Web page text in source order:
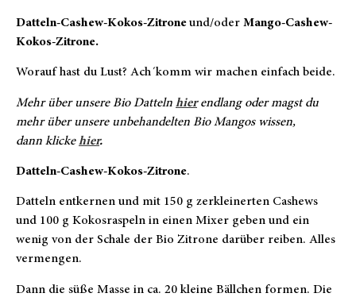
Datteln-Cashew-Kokos-Zitroneund/oder Mango-Cashew-
Kokos-Zitrone.
Worauf hast du Lust? Ach´komm wir machen einfach beide.
Mehr über unsere Bio Datteln hierendlang oder magst du
mehr über unsere unbehandelten Bio Mangos wissen,
dann klickehier.
Datteln-Cashew-Kokos-Zitrone.
Datteln entkernen und mit 150 g zerkleinerten Cashews
und 100 g Kokosraspeln in einen Mixer geben und ein
wenig von der Schale der Bio Zitrone darüber reiben. Alles
vermengen.
Dann die süße Masse in ca. 20 kleine Bällchen formen. Die